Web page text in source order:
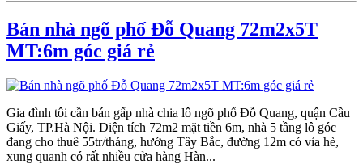
Bán nhà ngõ phố Đỗ Quang 72m2x5T
MT:6m góc giá rẻ
Gia đình tôi cần bán gấp nhà chia lô ngõ phố Đỗ Quang, quận Cầu
Giấy, TP.Hà Nội. Diện tích 72m2 mặt tiền 6m, nhà 5 tầng lô góc
đang cho thuê 55tr/tháng, hướng Tây Bắc, đường 12m có vỉa hè,
xung quanh có rất nhiều cửa hàng Hàn...